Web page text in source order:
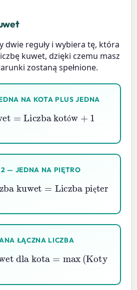
dwie reguły i wybiera tę, która
kuwet, dzięki czemu masz
zostaną spełnione.
NA KOTA PLUS JEDNA
ó
Liczba kotów + 1
— JEDNA NA PIĘTRO
ę
kuwet Liczba pięter
ŁĄCZNA LICZBA
( Koty+1, Piętra)